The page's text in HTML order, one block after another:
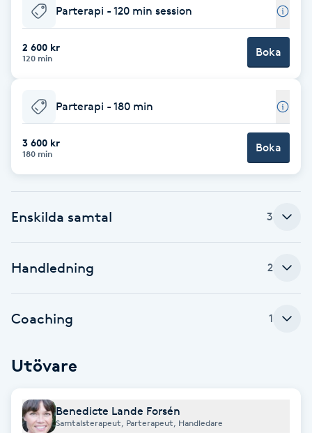
Babylights
Balayage
Bambumassage
Barber
BIAB
Bottenfärg
Brynfärgning
Brynplockning
Parterapi - 120 min session
2 600 kr
120 min Boka
Parterapi - 180 min
3 600 kr
180 min Boka
Enskilda samtal 3
Handledning 2
Coaching 1
Utövare
Benedicte Lande Forsén
Samtalsterapeut, Parterapeut, Handledare